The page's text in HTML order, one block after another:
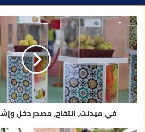
ا
ل
إ
ل
ك
ت
ر
و
ن
ي
في ميدلت، التفاح، مصدر دخل